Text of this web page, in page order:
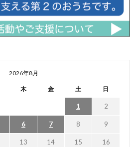
2026年8月
木 金 土 日
1 2
6 7 8 9
13 14 15 16